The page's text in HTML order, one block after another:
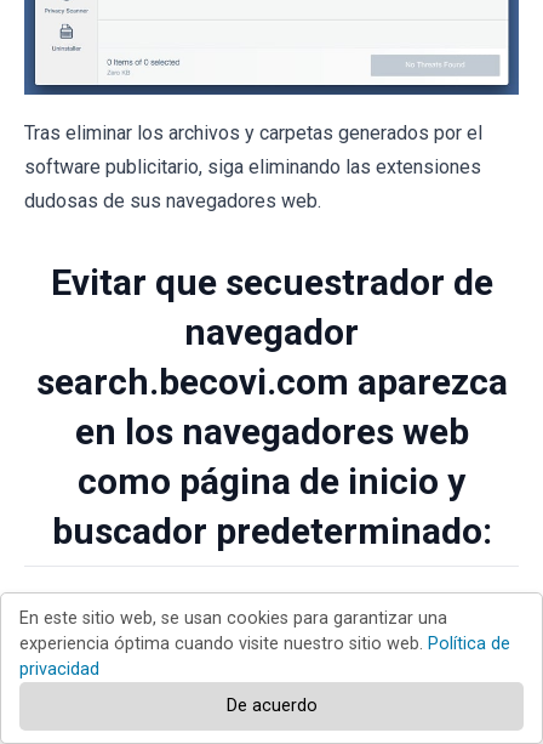
Tras eliminar los archivos y carpetas generados por el
software publicitario, siga eliminando las extensiones
dudosas de sus navegadores web.
Evitar que secuestrador de
navegador
search.becovi.com aparezca
en los navegadores web
como página de inicio y
buscador predeterminado:
Eliminar extensiones
maliciosas de Safari:
En este sitio web, se usan cookies para garantizar una
experiencia óptima cuando visite nuestro sitio web. Política de
privacidad
De acuerdo